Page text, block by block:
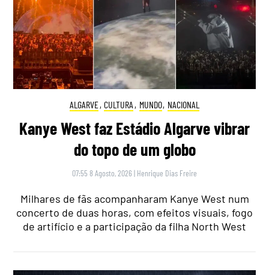
ALGARVE, CULTURA , MUNDO, NACIONAL
Kanye West faz Estádio Algarve vibrar
do topo de um globo
07:55 8 Agosto, 2026 | Henrique Dias Freire
Milhares de fãs acompanharam Kanye West num
concerto de duas horas, com efeitos visuais, fogo
de artifício e a participação da filha North West